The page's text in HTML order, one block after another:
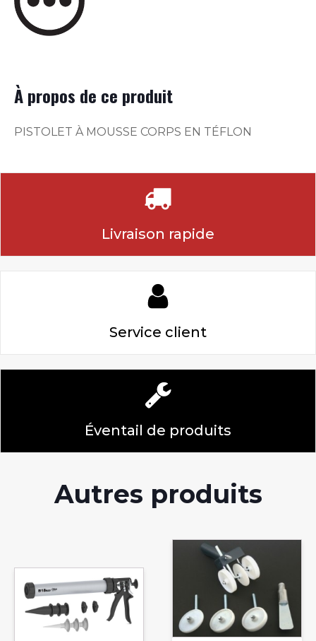
À propos de ce produit
PISTOLET À MOUSSE CORPS EN TÉFLON
Livraison rapide
Service client
Éventail de produits
Autres produits